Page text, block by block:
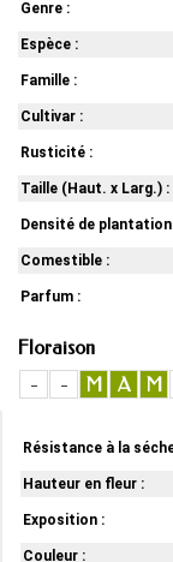
Genre :
Espèce :
Famille :
Cultivar :
Rusticité :
Taille (Haut. x Larg.) :
Densité de plantation
Comestible :
Parfum :
Floraison
-
- M A M
Résistance à la
Hauteur en fleur :
Exposition :
Couleur :